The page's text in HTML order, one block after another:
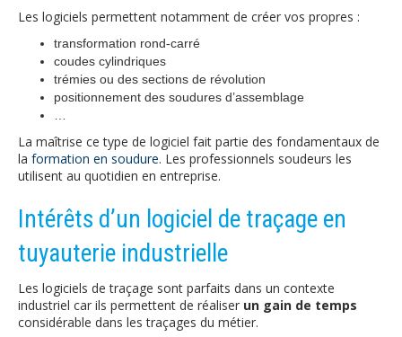
Les logiciels permettent notamment de créer vos propres :
transformation rond-carré
coudes cylindriques
trémies ou des sections de révolution
positionnement des soudures d’assemblage
La maîtrise ce type de logiciel fait partie des fondamentaux de
la formation en soudure. Les professionnels soudeurs les
utilisent au quotidien en entreprise.
Intérêts d’un logiciel de traçage en
tuyauterie industrielle
Les logiciels de traçage sont parfaits dans un contexte
industriel car ils permettent de réaliser un gain de temps
considérable dans les traçages du métier.